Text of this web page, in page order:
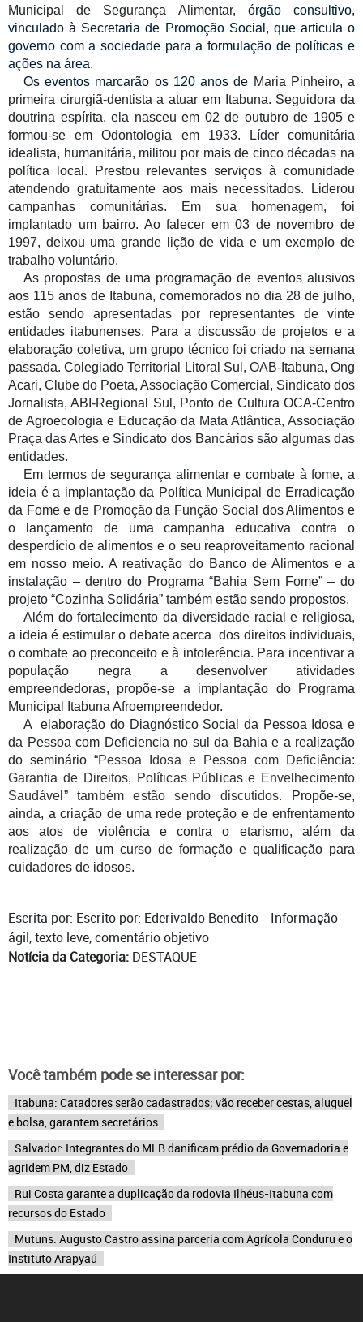
Municipal de Segurança Alimentar, órgão consultivo,
vinculado à Secretaria de Promoção Social, que articula o
governo com a sociedade para a formulação de políticas e
ações na área.
Os eventos marcarão os 120 anos de Maria Pinheiro, a
primeira cirurgiã-dentista a atuar em Itabuna. Seguidora da
doutrina espírita, ela nasceu em 02 de outubro de 1905 e
formou-se em Odontologia em 1933. Líder comunitária
idealista, humanitária, militou por mais de cinco décadas na
política local. Prestou relevantes serviços à comunidade
atendendo gratuitamente aos mais necessitados. Liderou
campanhas comunitárias. Em sua homenagem, foi
implantado um bairro. Ao falecer em 03 de novembro de
1997, deixou uma grande lição de vida e um exemplo de
trabalho voluntário.
As propostas de uma programação de eventos alusivos
aos 115 anos de Itabuna, comemorados no dia 28 de julho,
estão sendo apresentadas por representantes de vinte
entidades itabunenses.
Para a discussão de projetos e a
elaboração coletiva, um grupo técnico foi criado na semana
passada. Colegiado Territorial Litoral Sul, OAB-Itabuna, Ong
Acari, Clube do Poeta, Associação Comercial, Sindicato dos
Jornalista, ABI-Regional Sul, Ponto de Cultura OCA-Centro
de Agroecologia e Educação da Mata Atlântica, Associação
Praça das Artes e Sindicato dos Bancários são algumas das
entidades.
Em termos de segurança alimentar e combate à fome, a
ideia é a implantação da Política Municipal de Erradicação
da Fome e de Promoção da Função Social dos Alimentos e
o lançamento de uma campanha educativa contra o
desperdício de alimentos e o seu reaproveitamento racional
em nosso meio. A reativação do Banco de Alimentos e a
instalação – dentro do Programa “Bahia Sem Fome” – do
projeto “Cozinha Solidária” também estão sendo propostos.
Além do fortalecimento da diversidade racial e religiosa,
a ideia é estimular o debate acerca dos direitos individuais,
o combate ao preconceito e à intolerência. Para incentivar a
população negra a desenvolver atividades
empreendedoras, propõe-se a implantação do Programa
Municipal Itabuna Afroempreendedor.
A elaboração do Diagnóstico Social da Pessoa Idosa e
da Pessoa com Deficiencia no sul da Bahia e a realização
do seminário “Pessoa Idosa e Pessoa com Deficiência:
Garantia de Direitos, Políticas Públicas e Envelhecimento
Saudável” também estão sendo discutidos.
Propõe-se,
ainda, a criação de uma rede proteção e de enfrentamento
aos atos de violência e contra o etarismo, além da
realização de um curso de formação e qualificação para
cuidadores de idosos.
Escrita por: Escrito por: Ederivaldo Benedito - Informação
ágil, texto leve, comentário objetivo
Notícia da Categoria: DESTAQUE
Você também pode se interessar por:
Itabuna: Catadores serão cadastrados; vão receber cestas, aluguel
e bolsa, garantem secretários
Salvador: Integrantes do MLB danificam prédio da Governadoria e
agridem PM, diz Estado
Rui Costa garante a duplicação da rodovia Ilhéus-Itabuna com
recursos do Estado
Mutuns: Augusto Castro assina parceria com Agrícola Conduru e o
Instituto Arapyaú